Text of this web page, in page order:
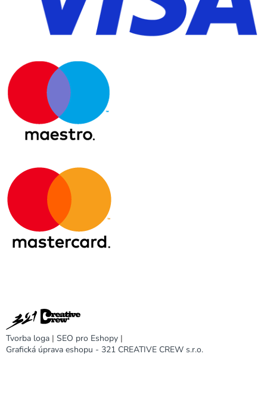
Tvorba loga | SEO pro Eshopy |
Grafická úprava eshopu - 321 CREATIVE CREW s.r.o.